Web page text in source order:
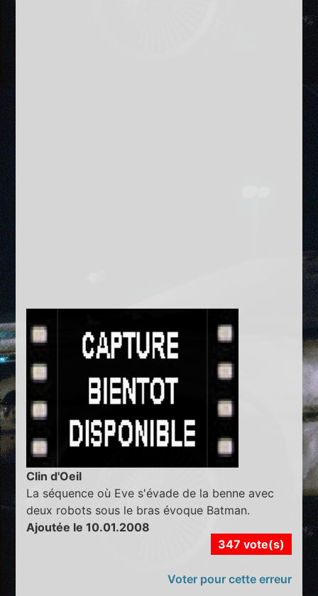
Clin d'Oeil
La séquence où Eve s'évade de la benne avec
deux robots sous le bras évoque Batman.
Ajoutée le 10.01.2008
347 vote(s)
Voter pour cette erreur